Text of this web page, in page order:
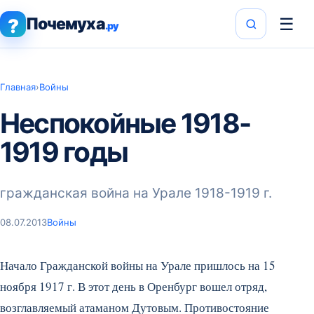
? Почемуха.ру ☰
Главная›Войны
Неспокойные 1918-
1919 годы
гражданская война на Урале 1918-1919 г.
08.07.2013Войны
Начало Гражданской войны на Урале пришлось на 15
ноября 1917 г. В этот день в Оренбург вошел отряд,
возглавляемый атаманом Дутовым. Противостояние